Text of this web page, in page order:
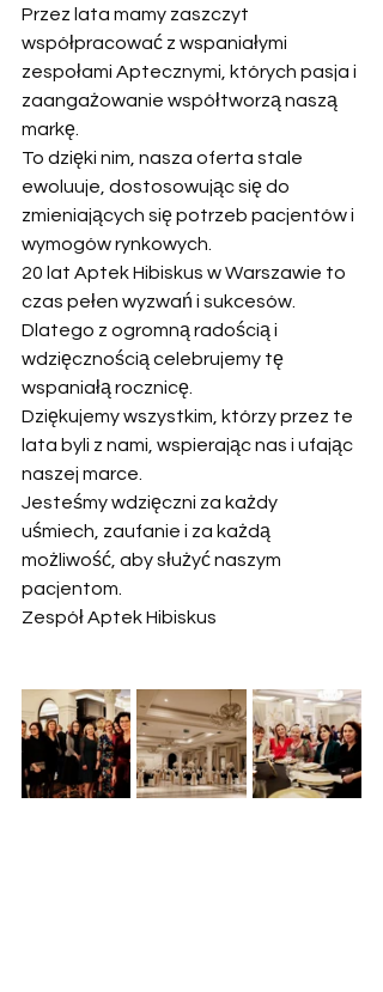
Przez lata mamy zaszczyt
współpracować z wspaniałymi
zespołami Aptecznymi, których pasja i
zaangażowanie współtworzą naszą
markę.
To dzięki nim, nasza oferta stale
ewoluuje, dostosowując się do
zmieniających się potrzeb pacjentów i
wymogów rynkowych.
20 lat Aptek Hibiskus w Warszawie to
czas pełen wyzwań i sukcesów.
Dlatego z ogromną radością i
wdzięcznością celebrujemy tę
wspaniałą rocznicę.
Dziękujemy wszystkim, którzy przez te
lata byli z nami, wspierając nas i ufając
naszej marce.
Jesteśmy wdzięczni za każdy
uśmiech, zaufanie i za każdą
możliwość, aby służyć naszym
pacjentom.
Zespół Aptek Hibiskus